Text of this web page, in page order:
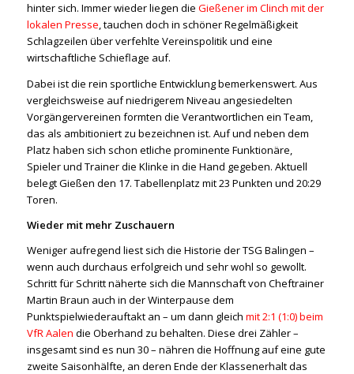
hinter sich. Immer wieder liegen die Gießener im Clinch mit der
lokalen Presse, tauchen doch in schöner Regelmäßigkeit
Schlagzeilen über verfehlte Vereinspolitik und eine
wirtschaftliche Schieflage auf.
Dabei ist die rein sportliche Entwicklung bemerkenswert. Aus
vergleichsweise auf niedrigerem Niveau angesiedelten
Vorgängervereinen formten die Verantwortlichen ein Team,
das als ambitioniert zu bezeichnen ist. Auf und neben dem
Platz haben sich schon etliche prominente Funktionäre,
Spieler und Trainer die Klinke in die Hand gegeben. Aktuell
belegt Gießen den 17. Tabellenplatz mit 23 Punkten und 20:29
Toren.
Wieder mit mehr Zuschauern
Weniger aufregend liest sich die Historie der TSG Balingen –
wenn auch durchaus erfolgreich und sehr wohl so gewollt.
Schritt für Schritt näherte sich die Mannschaft von Cheftrainer
Martin Braun auch in der Winterpause dem
Punktspielwiederauftakt an – um dann gleich mit 2:1 (1:0) beim
VfR Aalen die Oberhand zu behalten. Diese drei Zähler –
insgesamt sind es nun 30 – nähren die Hoffnung auf eine gute
zweite Saisonhälfte, an deren Ende der Klassenerhalt das